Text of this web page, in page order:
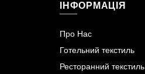
ІНФОРМАЦІЯ
Про Нас
Готельний текстиль
Ресторанний текстиль